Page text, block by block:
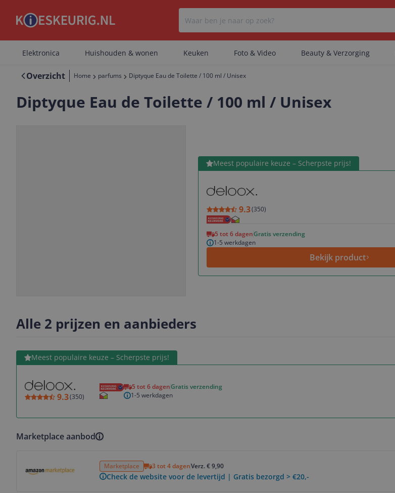
Er zijn geen categorieën gevonden.
Er zijn geen artikelen gevonden.
Elektronica Huishouden & wonen Keuken Foto & Video Beauty & Verzorging
Overzicht Home parfums Diptyque Eau de Toilette / 100 ml / Unisex
Diptyque Eau de Toilette / 100 ml / Unisex
Meest populaire keuze – Scherpste prijs!
9.3(350)
5 tot 6 dagenGratis verzending
1-5 werkdagen
Bekijk product
Bekijk product
Alle 2 prijzen en aanbieders
Meest populaire keuze – Scherpste prijs!
9.3(350)
5 tot 6 dagenGratis verzending
1-5 werkdagen
Bekijk product
Marketplace aanbod
Marketplace 3 tot 4 dagenVerz. € 9,90
Check de website voor de levertijd | Gratis bezorgd > €20,-